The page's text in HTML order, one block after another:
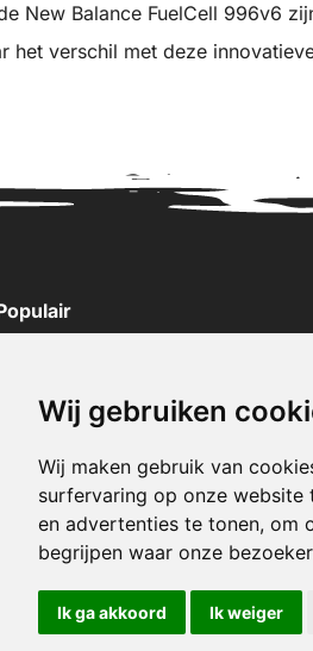
Wij gebruiken
Wij maken gebruik van
surfervaring op onze website
en advertenties te tonen, om
begrijpen waar onze
Ik ga akkoord Ik weiger
New Balance FuelCell 996v6
het verschil met deze
New Balance sneakers
Puma sneakers
Converse sneakers